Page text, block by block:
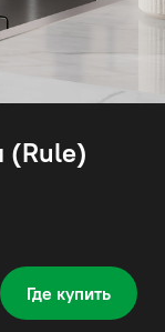
(Rule)
Где купить